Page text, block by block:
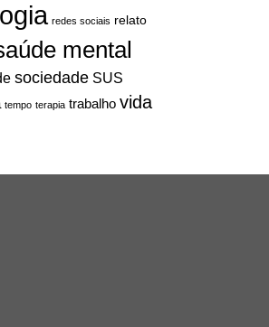
redes sociais relato
mental
sociedade SUS
tempo terapia trabalho vida